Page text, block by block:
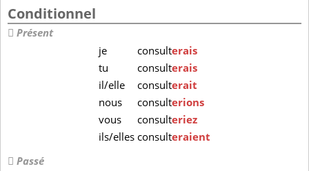
Conditionnel
Présent
je
consulterais
tu
consulterais
il/elle
consulterait
nous
consulterions
vous
consulteriez
ils/elles consulteraient
Passé